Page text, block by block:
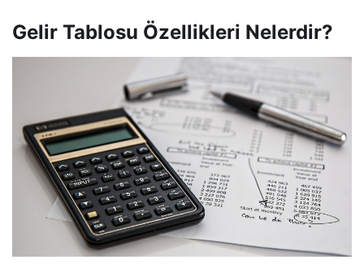
Gelir Tablosu Özellikleri Nelerdir?